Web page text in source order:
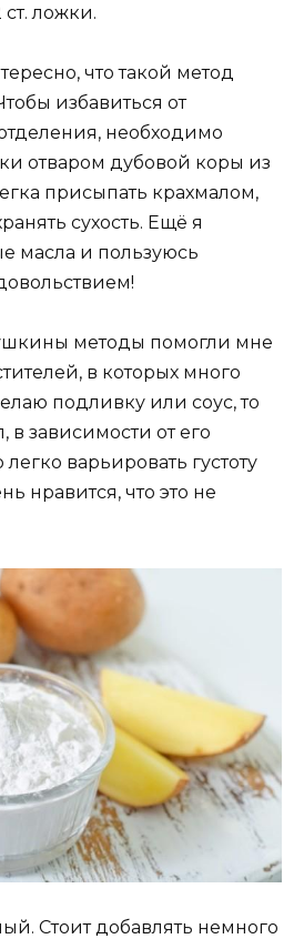
ложки.
что такой метод
избавиться от
необходимо
отваром дубовой коры из
присыпать крахмалом,
сухость. Ещё я
масла и пользуюсь
методы помогли мне
в которых много
подливку или соус, то
в зависимости от его
варьировать густоту
нравится, что это не
Стоит добавлять немного